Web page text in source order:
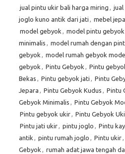
jual pintu ukir bali harga miring , jual
joglo kuno antik dari jati , mebel
model gebyok , model pintu gebyok
minimalis , model rumah dengan
gebyok , model rumah gebyok
gebyok , Pintu Gebyok , Pintu
Bekas , Pintu gebyok jati , Pintu
Jepara , Pintu Gebyok Kudus , Pintu
Gebyok Minimalis , Pintu Gebyok
Pintu gebyok ukir, Pintu Gebyok
Pintu jati ukir, pintu joglo , Pintu
antik , pintu rumah joglo , Pintu ukir,
Gebyok , rumah adat jawa tengah